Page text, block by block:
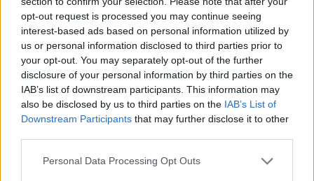
opt-out request is processed you may continue seeing
interest-based ads based on personal information utilized by
us or personal information disclosed to third parties prior to
your opt-out. You may separately opt-out of the further
disclosure of your personal information by third parties on the
IAB’s list of downstream participants. This information may
also be disclosed by us to third parties on the IAB’s List of
Downstream Participants that may further disclose it to other
Personal Data Processing Opt Outs
Quando crei un nuovo Emoji AR, vengono generati 15 adesivi come
impostazione predefinita, offrendoti così altri modi per esprimerti.
Se non dovessero bastare, ci sono anche altri adesivi Emoji AR
disponibili per il download per trovare sempre un adesivo per le tue
emozioni.
qualsiasi foto dalla tua Galleria da utilizzare come sfondo per la tua